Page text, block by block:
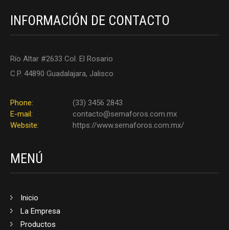
INFORMACIÓN DE CONTACTO
Río Altar #2633 Col. El Rosario
C.P. 44890 Guadalajara, Jalisco
Phone:
(33) 3456 2843
E-mail:
contacto@semaforos.com.mx
Website:
https://www.semaforos.com.mx/
MENÚ
Inicio
La Empresa
Productos